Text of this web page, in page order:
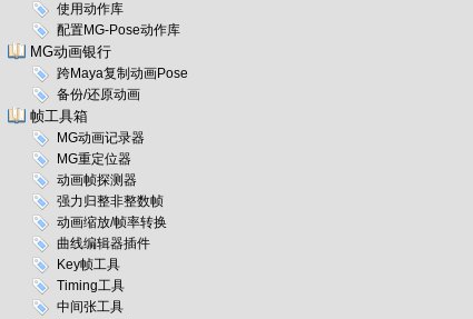
使用动作库
配置MG-Pose动作库
MG动画银行
跨Maya复制动画Pose
备份/还原动画
帧工具箱
MG动画记录器
MG重定位器
动画帧探测器
强力归整非整数帧
动画缩放/帧率转换
曲线编辑器插件
Key帧工具
Timing工具
中间张工具